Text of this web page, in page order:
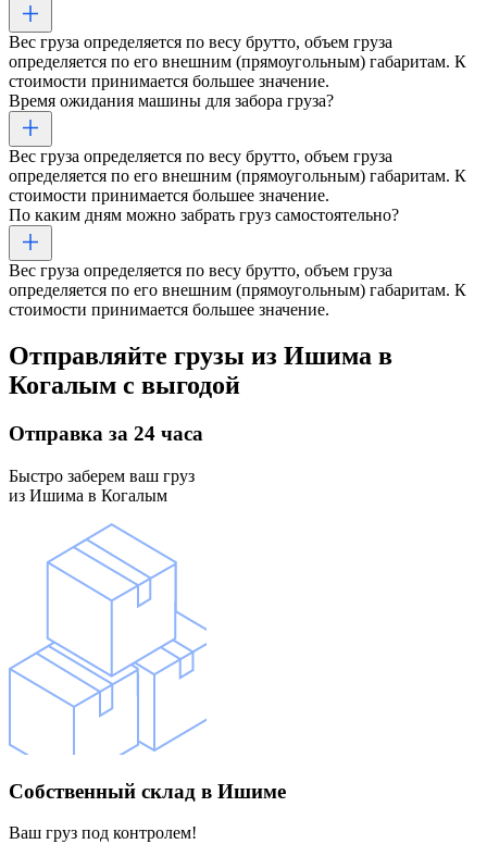
Вес груза определяется по весу брутто, объем груза
определяется по его внешним (прямоугольным) габаритам. К
стоимости принимается большее значение.
Время ожидания машины для забора груза?
Вес груза определяется по весу брутто, объем груза
определяется по его внешним (прямоугольным) габаритам. К
стоимости принимается большее значение.
По каким дням можно забрать груз самостоятельно?
Вес груза определяется по весу брутто, объем груза
определяется по его внешним (прямоугольным) габаритам. К
стоимости принимается большее значение.
Отправляйте грузы из Ишима в
Когалым с выгодой
Отправка за 24 часа
Быстро заберем ваш груз
из Ишима в Когалым
Собственный склад в Ишиме
Ваш груз под контролем!